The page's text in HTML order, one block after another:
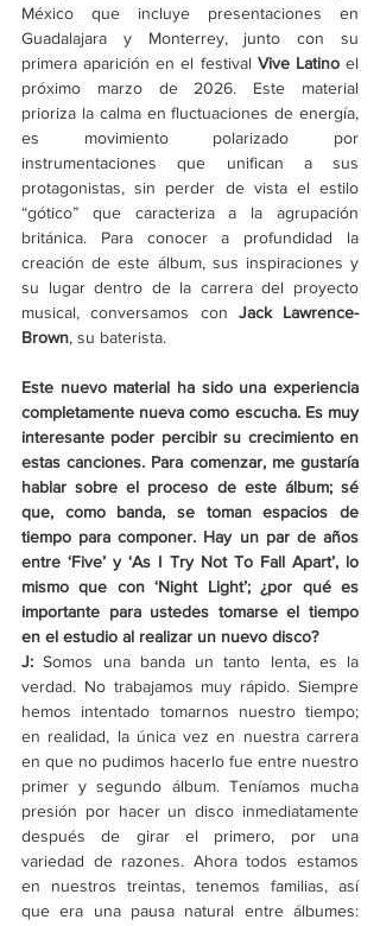
México que incluye presentaciones en
Guadalajara y Monterrey, junto con su
primera aparición en el festival Vive Latino el
próximo marzo de 2026. Este material
prioriza la calma en fluctuaciones de energía,
es movimiento polarizado por
instrumentaciones que unifican a sus
protagonistas, sin perder de vista el estilo
“gótico” que caracteriza a la agrupación
británica. Para conocer a profundidad la
creación de este álbum, sus inspiraciones y
su lugar dentro de la carrera del proyecto
musical, conversamos con Jack Lawrence-
Brown, su baterista.
Este nuevo material ha sido una experiencia
completamente nueva como escucha. Es muy
interesante poder percibir su crecimiento en
estas canciones. Para comenzar, me gustaría
hablar sobre el proceso de este álbum; sé
que, como banda, se toman espacios de
tiempo para componer. Hay un par de años
entre ‘Five’ y ‘As I Try Not To Fall Apart’, lo
mismo que con ‘Night Light’; ¿por qué es
importante para ustedes tomarse el tiempo
en el estudio al realizar un nuevo disco?
J: Somos una banda un tanto lenta, es la
verdad. No trabajamos muy rápido. Siempre
hemos intentado tomarnos nuestro tiempo;
en realidad, la única vez en nuestra carrera
en que no pudimos hacerlo fue entre nuestro
primer y segundo álbum. Teníamos mucha
presión por hacer un disco inmediatamente
después de girar el primero, por una
variedad de razones. Ahora todos estamos
en nuestros treintas, tenemos familias, así
que era una pausa natural entre álbumes: